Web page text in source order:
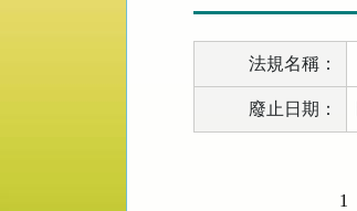
法規名稱：
廢止日期：
1